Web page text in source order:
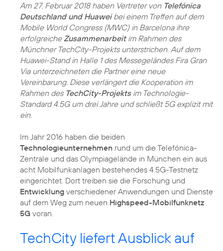
Am 27. Februar 2018 haben Vertreter von Telefónica
Deutschland und Huaweibei einem Treffen auf dem
Mobile World Congress (MWC) in Barcelona ihre
erfolgreicheZusammenarbeitim Rahmen des
Münchner TechCity-Projekts unterstrichen. Auf dem
Huawei-Stand in Halle 1 des Messegeländes Fira Gran
Via unterzeichneten die Partner eine neue
Vereinbarung. Diese verlängert die Kooperation im
Rahmen des TechCity-Projektsim Technologie-
Standard 4.5G um drei Jahre und schließt 5G explizit mit
ein.
Im Jahr 2016 haben die beiden
Technologieunternehmen rund um die Telefónica-
Zentrale und das Olympiagelände in München ein aus
acht Mobilfunkanlagen bestehendes 4.5G-Testnetz
eingerichtet. Dort treiben sie die Forschung und
Entwicklung verschiedener Anwendungen und Dienste
auf dem Weg zum neuen Highspeed-Mobilfunknetz
5G voran.
TechCity liefert Ausblick auf